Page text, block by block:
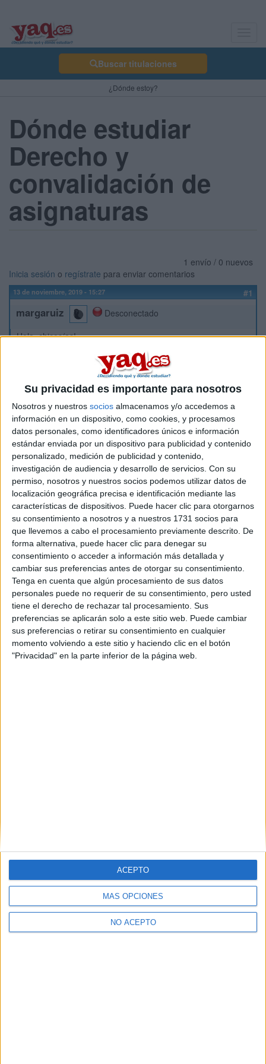
Su privacidad es importante para nosotros
Nosotros y nuestros socios almacenamos y/o accedemos a
información en un dispositivo, como cookies, y procesamos
datos personales, como identificadores únicos e información
estándar enviada por un dispositivo para publicidad y contenido
personalizado, medición de publicidad y contenido,
investigación de audiencia y desarrollo de servicios. Con su
permiso, nosotros y nuestros socios podemos utilizar datos de
localización geográfica precisa e identificación mediante las
características de dispositivos. Puede hacer clic para otorgarnos
su consentimiento a nosotros y a nuestros 1731 socios para
que llevemos a cabo el procesamiento previamente descrito. De
forma alternativa, puede hacer clic para denegar su
consentimiento o acceder a información más detallada y
cambiar sus preferencias antes de otorgar su consentimiento.
Tenga en cuenta que algún procesamiento de sus datos
personales puede no requerir de su consentimiento, pero usted
tiene el derecho de rechazar tal procesamiento. Sus
preferencias se aplicarán solo a este sitio web. Puede cambiar
sus preferencias o retirar su consentimiento en cualquier
momento volviendo a este sitio y haciendo clic en el botón
"Privacidad" en la parte inferior de la página web.
MÁS OPCIONES
NO ACEPTO
ACEPTO
Buscar titulaciones
¿Dónde estoy?
Dónde estudiar
Derecho y
convalidación de
asignaturas
1 envío / 0 nuevos
Inicia sesión o regístrate para enviar comentarios
13 de noviembre, 2019 - 15:27 #1
margaruiz
Desconectado
Hola, chicos/as!
Estoy terminando de estudiar Relaciones Internacionales en
inglés en la URJC y estoy pensando en estudiar Derecho en
alguna universidad de Madrid en el curso 2020/2021. Por
tanto, tengo dos preguntas:
¿Qué universidad me recomendáis para estudiar Derecho
en Madrid?
¿En cuántos años terminaría esta carrera?; ¿cuántas
asignaturas de RRII me convalidarían? Ya he estudiado
Derecho Internacional Público, Derecho Diplomático,
Introducción al Derecho y demás, así que supongo que me
convalidarían bastantes asignaturas, pero no sé
exactamente en cuántos años se me quedaría
Muchas gracias de antemano!!
Inicio
Etiquetas:
La universidad - un mundo Relaciones Internacionales